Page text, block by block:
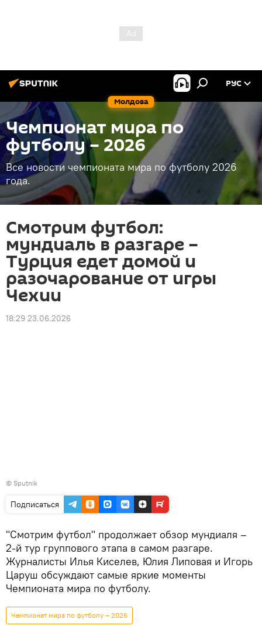
Молдова
РУС
Чемпионат мира по
футболу – 2026
Все новости чемпионата мира по футболу 2026
года.
Смотрим футбол:
мундиаль в разгаре –
Турция едет домой и
разочарование от игры
Чехии
18:29 23.06.2026
© Sputnik
Подписаться
"Смотрим футбол" продолжает обзор мундиаля –
2-й тур группового этапа в самом разгаре.
Журналисты Илья Киселев, Юлия Липовая и Игорь
Царуш обсуждают самые яркие моменты
Чемпионата мира по футболу.
Чемпионат мира по футболу – 2026